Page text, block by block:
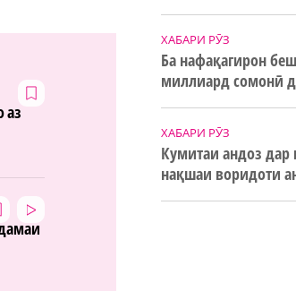
аз
ХАБАРИ РӮЗ
Ба нафақагирон
миллиард сомонӣ
ХАБАРИ РӮЗ
Кумитаи андоз
нақшаи воридоти